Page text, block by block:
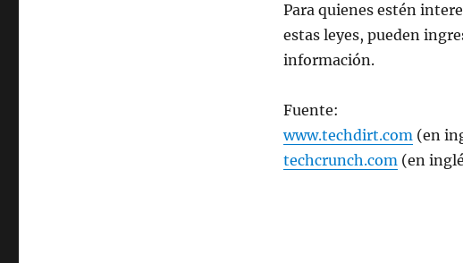
Para quienes estén
estas leyes, pueden
información.
Fuente:
www.techdirt.com(en
techcrunch.com(en